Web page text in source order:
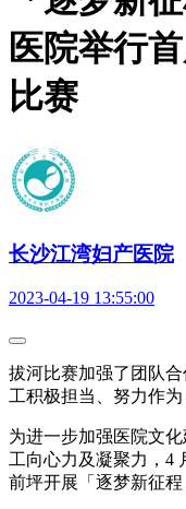
医院举行
比赛
长沙江湾妇产医院
2023-04-19 13:55:00
拔河比赛加强了团队
工积极担当、努力作为
为进一步加强医院文
工向心力及凝聚力，4
前坪开展「逐梦新征